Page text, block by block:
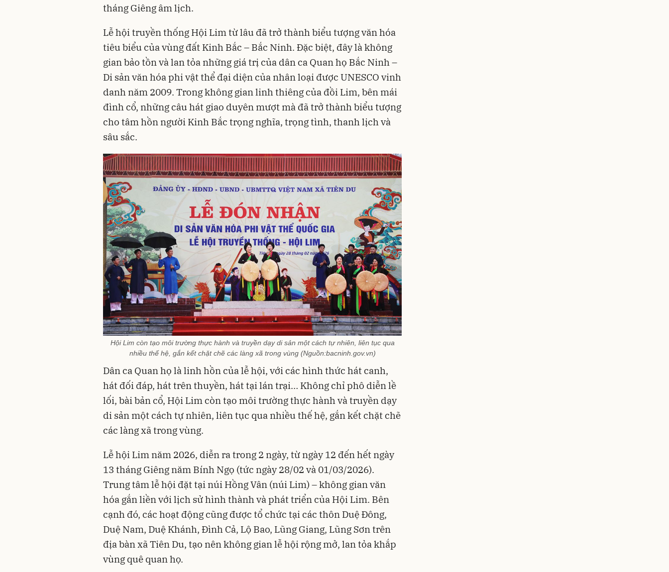
tháng Giêng âm lịch.
Lễ hội truyền thống Hội Lim từ lâu đã trở thành biểu tượng văn hóa
tiêu biểu của vùng đất Kinh Bắc – Bắc Ninh. Đặc biệt, đây là không
gian bảo tồn và lan tỏa những giá trị của dân ca Quan họ Bắc Ninh –
Di sản văn hóa phi vật thể đại diện của nhân loại được UNESCO vinh
danh năm 2009. Trong không gian linh thiêng của đồi Lim, bên mái
đình cổ, những câu hát giao duyên mượt mà đã trở thành biểu tượng
cho tâm hồn người Kinh Bắc trọng nghĩa, trọng tình, thanh lịch và
sâu sắc.
Hội Lim còn tạo môi trường thực hành và truyền dạy di sản một cách tự nhiên, liên tục qua
nhiều thế hệ, gắn kết chặt chẽ các làng xã trong vùng (Nguồn:bacninh.gov.vn)
Dân ca Quan họ là linh hồn của lễ hội, với các hình thức hát canh,
hát đối đáp, hát trên thuyền, hát tại lán trại… Không chỉ phô diễn lề
lối, bài bản cổ, Hội Lim còn tạo môi trường thực hành và truyền dạy
di sản một cách tự nhiên, liên tục qua nhiều thế hệ, gắn kết chặt chẽ
các làng xã trong vùng.
Lễ hội Lim năm 2026, diễn ra trong 2 ngày, từ ngày 12 đến hết ngày
13 tháng Giêng năm Bính Ngọ (tức ngày 28/02 và 01/03/2026).
Trung tâm lễ hội đặt tại núi Hồng Vân (núi Lim) – không gian văn
hóa gắn liền với lịch sử hình thành và phát triển của Hội Lim. Bên
cạnh đó, các hoạt động cũng được tổ chức tại các thôn Duệ Đông,
Duệ Nam, Duệ Khánh, Đình Cả, Lộ Bao, Lũng Giang, Lũng Sơn trên
địa bàn xã Tiên Du, tạo nên không gian lễ hội rộng mở, lan tỏa khắp
vùng quê quan họ.